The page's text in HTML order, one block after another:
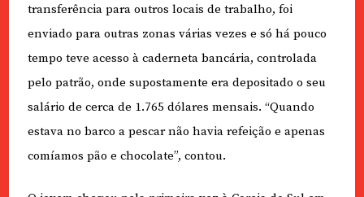
transferência para outros locais de trabalho, foi
enviado para outras zonas várias vezes e só há pouco
tempo teve acesso à caderneta bancária, controlada
pelo patrão, onde supostamente era depositado o seu
salário de cerca de 1.765 dólares mensais. “Quando
estava no barco a pescar não havia refeição e apenas
comíamos pão e chocolate”, contou.